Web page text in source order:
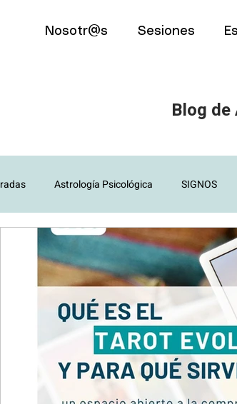
Nosotr@s Sesiones
Blog
Astrología Psicológica SIGNOS
Sesiones Psicología Mindfulness
ABC de la Astrología ABC de la Astrología
Revolución solar